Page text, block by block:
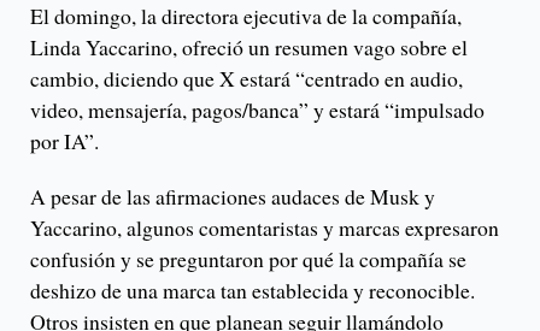
El domingo, la directora ejecutiva de la compañía,
Linda Yaccarino, ofreció un resumen vago sobre el
cambio, diciendo que X estará “centrado en audio,
video, mensajería, pagos/banca” y estará “impulsado
por IA”.
A pesar de las afirmaciones audaces de Musk y
Yaccarino, algunos comentaristas y marcas expresaron
confusión y se preguntaron por qué la compañía se
deshizo de una marca tan establecida y reconocible.
Otros insisten en que planean seguir llamándolo